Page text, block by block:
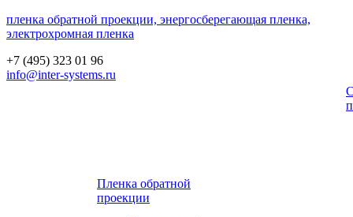
пленка обратной проекции, энергосберегающая пленка,
электрохромная пленка
+7 (495) 323 01 96
info@inter-systems.ru
Пленка обратной
проекции